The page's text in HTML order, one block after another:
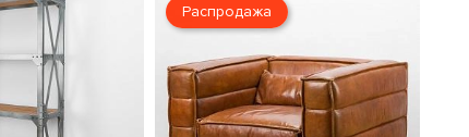
Распродажа